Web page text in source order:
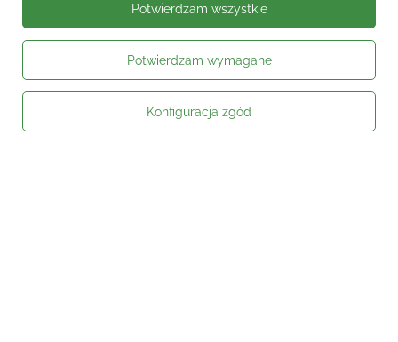
Moje zamówienie
Potwierdzam wymagane
Konfiguracja zgód
Potwierdzam wszystkie